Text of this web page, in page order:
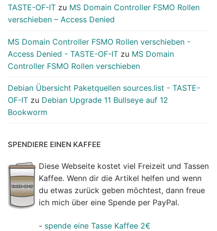
TASTE-OF-IT zu MS Domain Controller FSMO Rollen
verschieben – Access Denied
MS Domain Controller FSMO Rollen verschieben -
Access Denied - TASTE-OF-IT zu MS Domain
Controller FSMO Rollen verschieben
Debian Übersicht Paketquellen sources.list - TASTE-
OF-IT zu Debian Upgrade 11 Bullseye auf 12
Bookworm
SPENDIERE EINEN KAFFEE
Diese Webseite kostet viel Freizeit und Tassen
Kaffee. Wenn dir die Artikel helfen und wenn
du etwas zurück geben möchtest, dann freue
ich mich über eine Spende per PayPal.
- spende eine Tasse Kaffee 2€